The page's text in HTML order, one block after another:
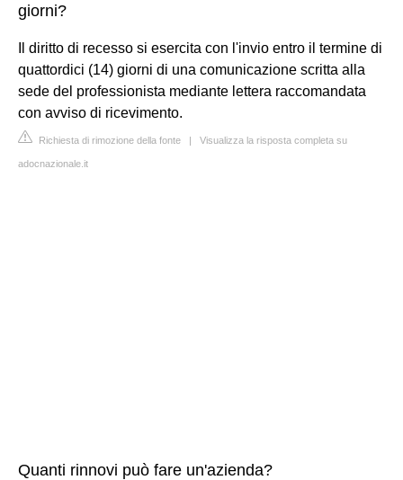
giorni?
Il diritto di recesso si esercita con l'invio entro il termine di
quattordici (14) giorni di una comunicazione scritta alla
sede del professionista mediante lettera raccomandata
con avviso di ricevimento.
Richiesta di rimozione della fonte | Visualizza la risposta completa su
adocnazionale.it
Quanti rinnovi può fare un'azienda?